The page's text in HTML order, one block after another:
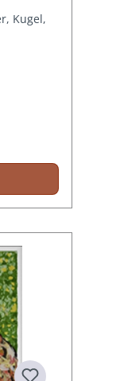
Kugel,